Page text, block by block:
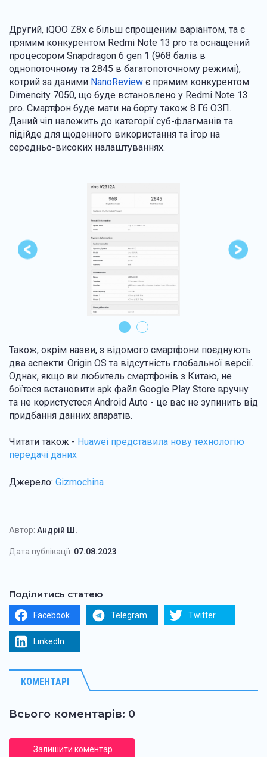
Другий, iQOO Z8x є більш спрощеним варіантом, та є
прямим конкурентом Redmi Note 13 pro та оснащений
процесором Snapdragon 6 gen 1 (968 балів в
однопоточному та 2845 в багатопоточному режимі),
котрий за даними NanoReview є прямим конкурентом
Dimencity 7050, що буде встановлено у Redmi Note 13
pro. Смартфон буде мати на борту також 8 Гб ОЗП.
Даний чіп належить до категорії суб-флагманів та
підійде для щоденного використання та ігор на
середньо-високих налаштуваннях.
Також, окрім назви, з відомого смартфони поєднують
два аспекти: Origin OS та відсутність глобальної версії.
Однак, якщо ви любитель смартфонів з Китаю, не
боїтеся встановити apk файл Google Play Store вручну
та не користуєтеся Android Auto - це вас не зупинить від
придбання данних апаратів.
Читати також - Huawei представила нову технологію
передачі даних
Джерело: Gizmochina
Автор: Андрій Ш.
Дата публікації: 07.08.2023
Поділитись статею
Facebook Telegram Twitter
LinkedIn
КОМЕНТАРІ
Всього коментарів: 0
Залишити коментар